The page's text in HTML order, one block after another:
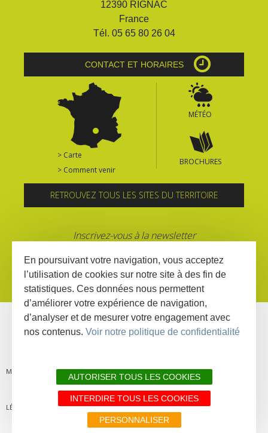
12390 RIGNAC
France
Tél. 05 65 80 26 04
CONTACT ET HORAIRES
> Carte
> Comment venir
MÉTÉO
BROCHURES
RETROUVEZ TOUS LES SITES DU TERRITOIRE
Inscrivez-vous à la newsletter
MENTIONS
LÉGALES
PLAN DU
SITE
LIENS
PARTENAIRES
DÉCLARATION
D'ACCESSIBILITÉ
En poursuivant votre navigation, vous acceptez
l’utilisation de cookies sur notre site à des fin de
statistiques. Ces données nous permettent
d’améliorer votre expérience de navigation,
d’analyser et de mesurer votre engagement avec
nos contenus. Voir notre politique de confidentialité
AUTORISER TOUS LES COOKIES
INTERDIRE TOUS LES COOKIES
PERSONNALISER